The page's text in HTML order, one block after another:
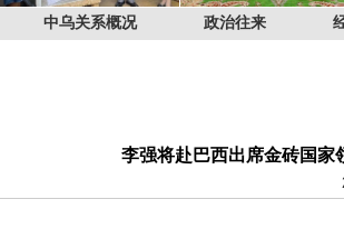
中乌关系概况 政治往来
李强将赴巴西出席金砖国家